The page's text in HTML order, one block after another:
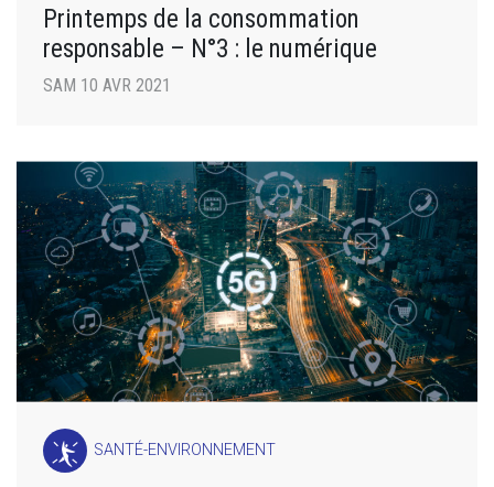
Printemps de la consommation
responsable – N°3 : le numérique
SAM 10 AVR 2021
SANTÉ-ENVIRONNEMENT